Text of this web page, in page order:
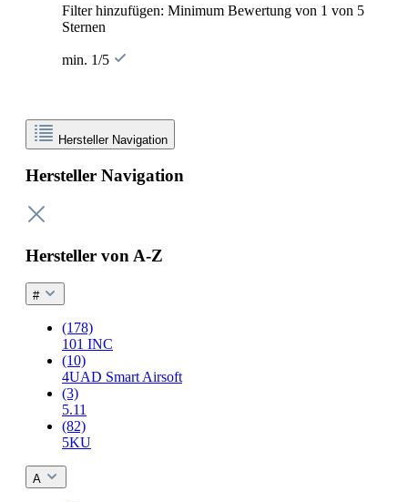
Filter hinzufügen: Minimum Bewertung von 1 von 5
Sternen
min. 1/5
Hersteller Navigation
Hersteller Navigation
Hersteller von A-Z
#
(178)
101 INC
(10)
4UAD Smart Airsoft
(3)
5.11
(82)
5KU
A